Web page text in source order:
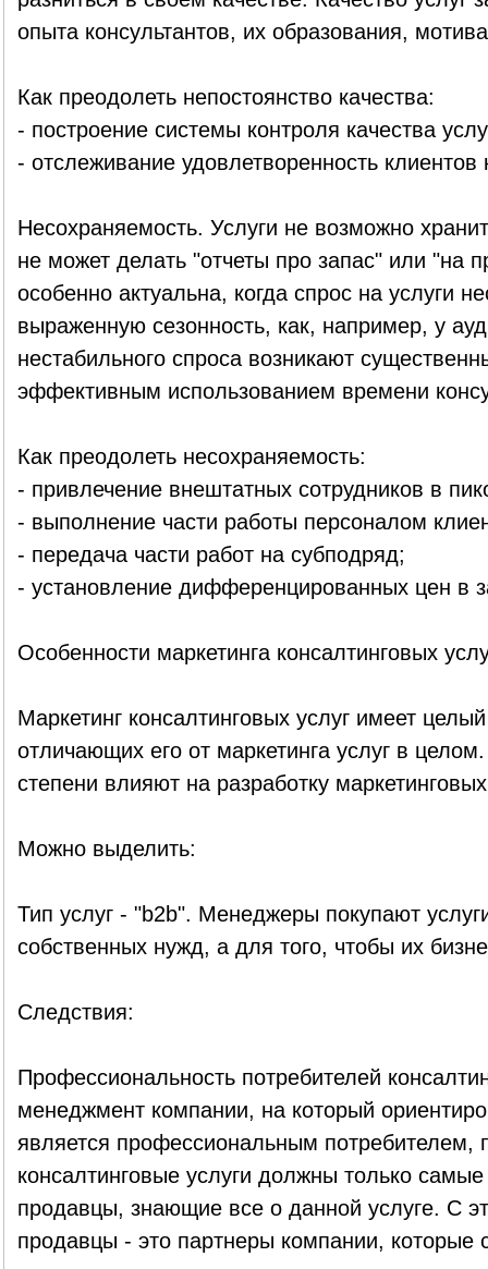
опыта консультантов, их образования,
Как преодолеть непостоянство качества:
- построение системы контроля качества
- отслеживание удовлетворенность клиентов
Несохраняемость. Услуги не возможно
не может делать "отчеты про запас" или "на
особенно актуальна, когда спрос на услуги
выраженную сезонность, как, например, у
нестабильного спроса возникают
эффективным использованием времени
Как преодолеть несохраняемость:
- привлечение внештатных сотрудников в
- выполнение части работы персоналом
- передача части работ на субподряд;
- установление дифференцированных цен в
Особенности маркетинга консалтинговых
Маркетинг консалтинговых услуг имеет
отличающих его от маркетинга услуг в
степени влияют на разработку
Можно выделить:
Тип услуг - "b2b". Менеджеры покупают
собственных нужд, а для того, чтобы их
Следствия:
Профессиональность потребителей
менеджмент компании, на который
является профессиональным потребителем,
консалтинговые услуги должны только
продавцы, знающие все о данной услуге. С
продавцы - это партнеры компании, которые